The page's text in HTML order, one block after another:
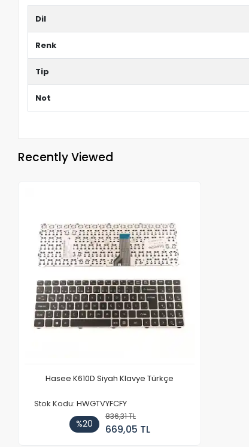
Dil
Renk
Tip
Not
Recently Viewed
Hasee K610D Siyah Klavye Türkçe
Stok Kodu: HWGTVYFCFY
%20
836,31 TL
669,05 TL